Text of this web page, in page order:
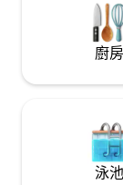
廚房
泳池